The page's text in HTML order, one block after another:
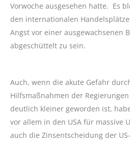
Vorwoche ausgesehen hatte. Es
den internationalen
Angst vor einer ausgewachsenen
abgeschüttelt zu sein.
Auch, wenn die akute Gefahr
Hilfsmaßnahmen der
deutlich kleiner geworden ist,
vor allem in den USA für massive
auch die Zinsentscheidung der